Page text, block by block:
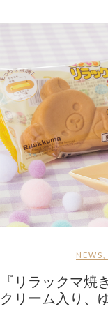
NEWS
『リラックマ
クリーム入り、